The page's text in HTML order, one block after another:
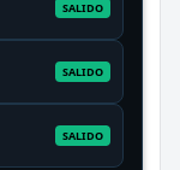
SALIDO
SALIDO
SALIDO